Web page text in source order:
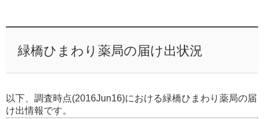
緑橋ひまわり薬局の届け出状況
以下、調査時点(2016Jun16)における緑橋ひまわり薬局の届
け出情報です。